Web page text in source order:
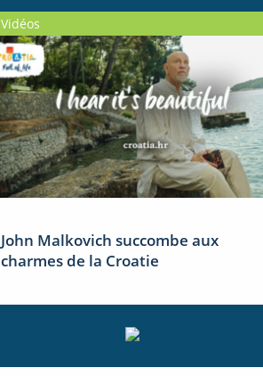
Vidéos
John Malkovich succombe aux
charmes de la Croatie